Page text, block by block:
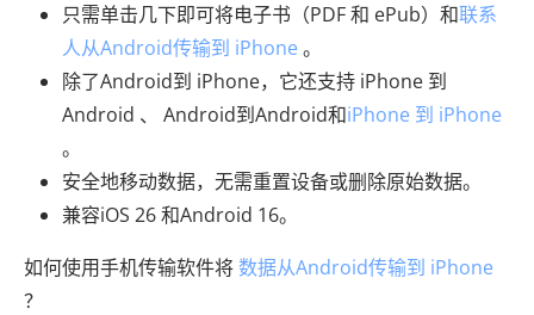
只需单击几下即可将电子书（PDF 和 ePub）和联系
人从Android传输到 iPhone 。
除了Android到 iPhone，它还支持 iPhone 到
Android 、 Android到Android和iPhone 到 iPhone
。
安全地移动数据，无需重置设备或删除原始数据。
兼容iOS 26 和Android 16。
如何使用手机传输软件将数据从Android传输到 iPhone
？